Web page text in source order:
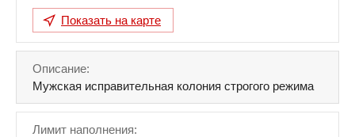
Показать на карте
Описание:
Мужская исправительная колония строгого режима
Лимит наполнения: